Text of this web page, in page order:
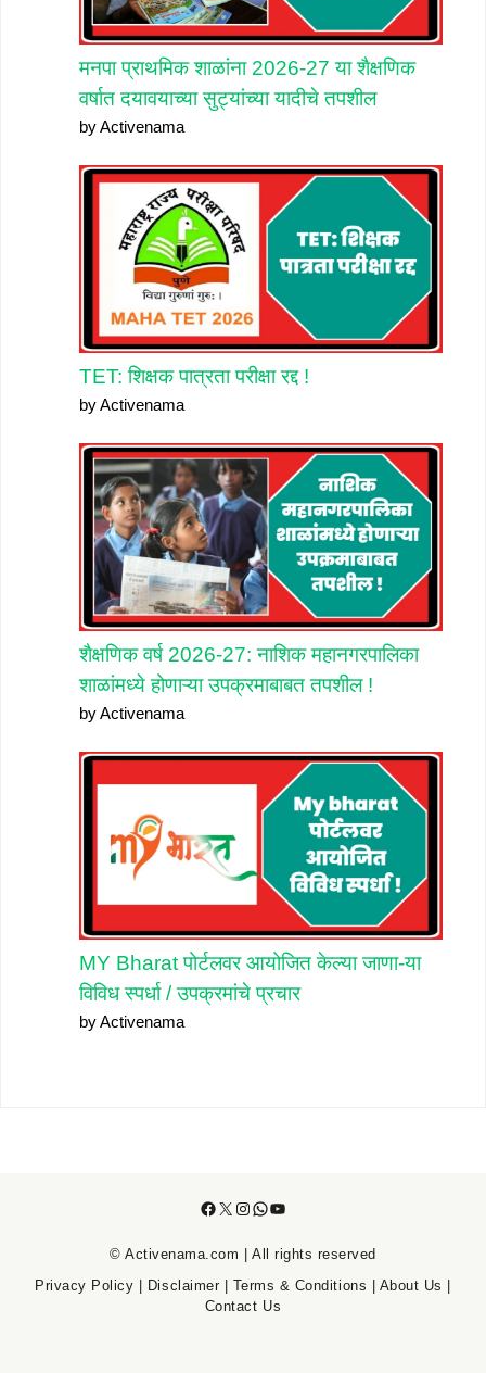
मनपा प्राथमिक शाळांना 2026-27 या शैक्षणिक
वर्षात दयावयाच्या सुट्यांच्या यादीचे तपशील
by Activenama
TET: शिक्षक पात्रता परीक्षा रद्द !
by Activenama
शैक्षणिक वर्ष 2026-27: नाशिक महानगरपालिका
शाळांमध्ये होणाऱ्या उपक्रमाबाबत तपशील !
by Activenama
MY Bharat पोर्टलवर आयोजित केल्या जाणा-या
विविध स्पर्धा / उपक्रमांचे प्रचार
by Activenama
Facebook
X Instagram
WhatsApp
YouTube
© Activenama.com | All rights reserved
Privacy Policy
Disclaimer Terms & Conditions About Us
Contact Us